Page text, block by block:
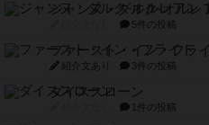
ジャンヌ・ダルク-オルレ
5件の投稿
ファースト・イン・フラ
紹介文あり 3件の投稿
ダイススローン
1件の投稿